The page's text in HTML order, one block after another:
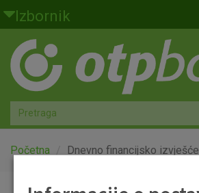
Skoči na glavni sadržaj
Izbornik
Građani
Privatno bankarstvo
Agro
Mala poduzeća i obrtnici
Početna Dnevno financijsko izvješće